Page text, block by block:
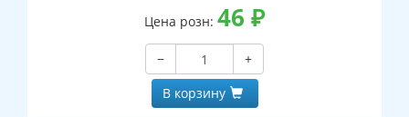
Цена розн: 46 ₽
−
+
В корзину